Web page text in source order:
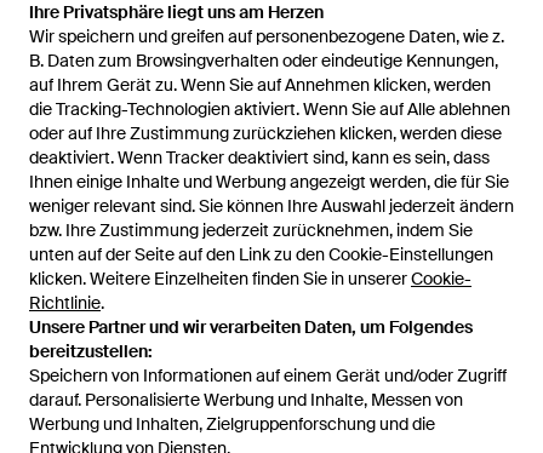
Ihre Privatsphäre liegt uns am Herzen
Wir speichern und greifen auf personenbezogene Daten, wie z.
B. Daten zum Browsingverhalten oder eindeutige Kennungen,
auf Ihrem Gerät zu. Wenn Sie auf Annehmen klicken, werden
die Tracking-Technologien aktiviert. Wenn Sie auf Alle ablehnen
oder auf Ihre Zustimmung zurückziehen klicken, werden diese
deaktiviert. Wenn Tracker deaktiviert sind, kann es sein, dass
Ihnen einige Inhalte und Werbung angezeigt werden, die für Sie
weniger relevant sind. Sie können Ihre Auswahl jederzeit ändern
bzw. Ihre Zustimmung jederzeit zurücknehmen, indem Sie
unten auf der Seite auf den Link zu den Cookie-Einstellungen
klicken. Weitere Einzelheiten finden Sie in unsererCookie-
Richtlinie.
Unsere Partner und wir verarbeiten Daten, um Folgendes
bereitzustellen:
Speichern von Informationen auf einem Gerät und/oder Zugriff
darauf. Personalisierte Werbung und Inhalte, Messen von
Werbung und Inhalten, Zielgruppenforschung und die
Entwicklung von Diensten.
3
Zuvor verkauft bei: